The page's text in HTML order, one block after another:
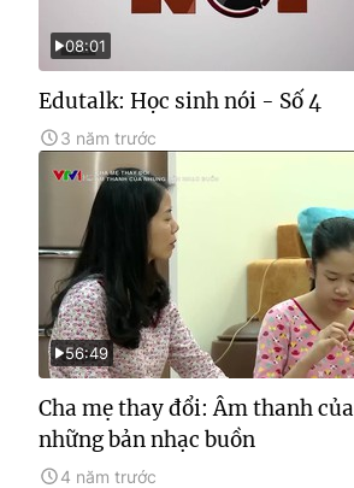
08:01
Edutalk: Học sinh nói - Số 4
3 năm trước
56:49
Cha mẹ thay đổi: Âm thanh của
những bản nhạc buồn
4 năm trước